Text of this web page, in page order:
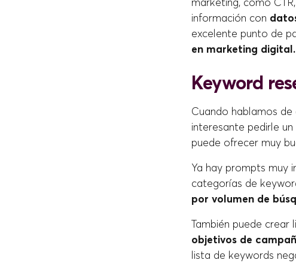
información con
excelente punto de
en marketing digital.
Keyword
Cuando hablamos
interesante pedirle
puede ofrecer muy
Ya hay prompts muy
categorías de
por volumen de
También puede
objetivos de
lista de keywords